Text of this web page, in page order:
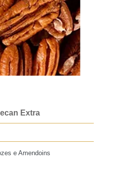
Extra
e Amendoins